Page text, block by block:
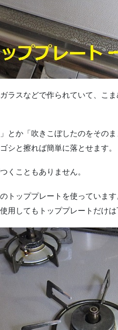
ラスなどで作られていて、こ
とか「吹きこぼしたのをその
シと擦れば簡単に落とせます。
くこともありません。
トッププレートを使っていま
用してもトッププレートだけ